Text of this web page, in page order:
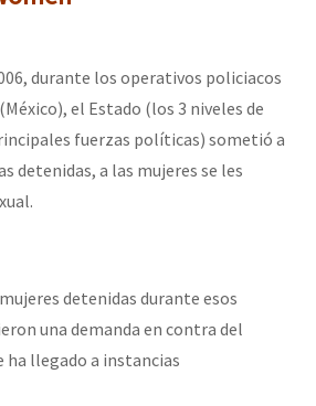
contra a Humanidad”
contra a Humanidade”
Virá” se publica no Estado Espanhol
durante los operativos policiacos
el Estado (los 3 niveles de
fuerzas políticas) sometió a
detenidas, a las mujeres se les
detenidas durante esos
una demanda en contra del
ha llegado a instancias